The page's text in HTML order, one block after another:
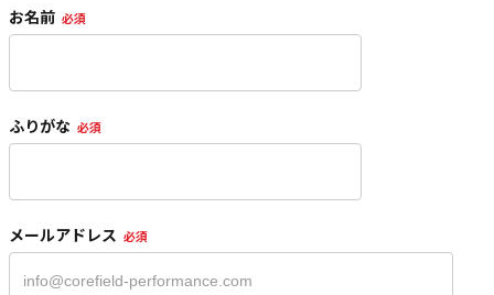
お名前 必須
ふりがな 必須
メールアドレス 必須